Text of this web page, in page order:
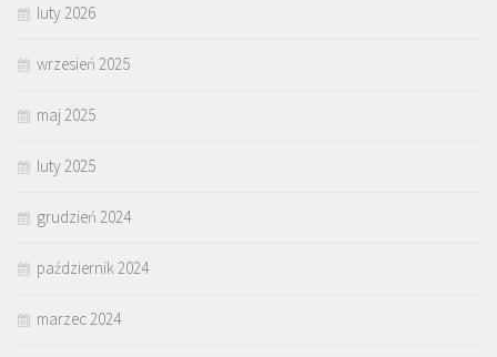
luty 2026
wrzesień 2025
maj 2025
luty 2025
grudzień 2024
październik 2024
marzec 2024